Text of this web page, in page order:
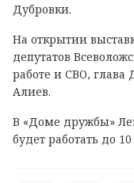
Дубровки.
На открытии
депутатов
работе и СВО, глава
Алиев.
В «Доме дружбы»
будет работать до